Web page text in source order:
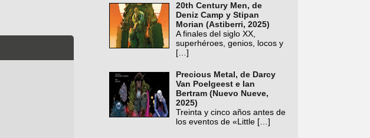
20th Century Men, de
Deniz Camp y Stipan
Morian (Astiberri, 2025)
A finales del siglo XX,
superhéroes, genios, locos y
[…]
Precious Metal, de Darcy
Van Poelgeest e Ian
Bertram (Nuevo Nueve,
2025)
Treinta y cinco años antes de
los eventos de «Little […]